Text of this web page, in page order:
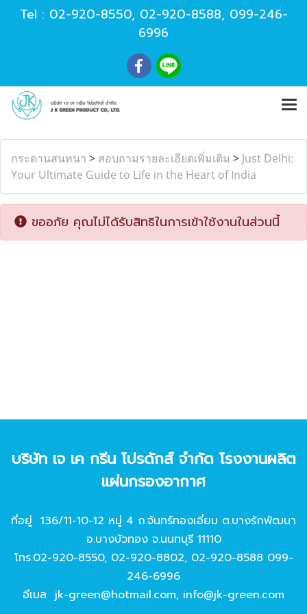
Tel : 02-920-8550, 02-920-8588, 099-246-
6996
กระดานสนทนา > สอบถามรายละเอียดเพิ่มเติม > Just Delhi:
Your Ultimate Guide to Life in the Heart of India
ขออภัย คุณไม่ได้รับสิทธิในการเข้าใช้งานในส่วนนี้
บริษัท เจ เค กรีน โปรดักส์ จํากัด โรงงานผลิต
แผ่นกรองอากาศ
ที่อยู่ 136/11-10-12 หมู่ 4 ถ.จันทร์ทองเอี่ยม ต.บางรักพัฒนา
อ.บางบัวทอง จ.นนทบุรี 11110
โทร.02-920-8550, 02-920-8802, 02-920-8588 099-
246-6996
อีเมล jk-green@hotmail.com, info@jk-green.com